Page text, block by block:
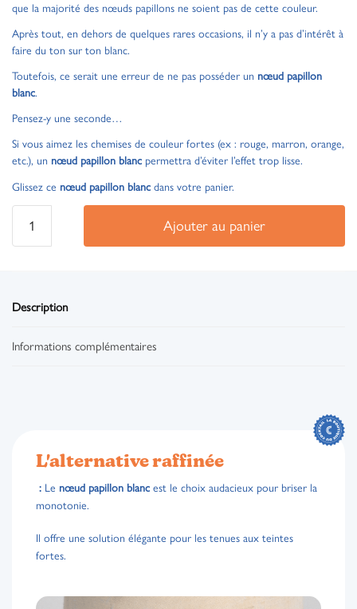
que la majorité des nœuds papillons ne soient pas de cette couleur.
Après tout, en dehors de quelques rares occasions, il n’y a pas d’intérêt à
faire du ton sur ton blanc.
Toutefois, ce serait une erreur de ne pas posséder un nœud papillon
blanc.
Pensez-y une seconde…
Si vous aimez les chemises de couleur fortes (ex : rouge, marron, orange,
etc.), un nœud papillon blanc permettra d’éviter l’effet trop lisse.
Glissez ce nœud papillon blanc dans votre panier.
Ajouter au panier
Description
Informations complémentaires
L'alternative raffinée
: Le nœud papillon blanc est le choix audacieux pour briser la
monotonie.
Il offre une solution élégante pour les tenues aux teintes
fortes.